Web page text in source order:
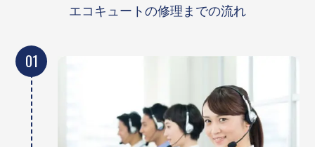
エコキュートの修理までの流れ
01